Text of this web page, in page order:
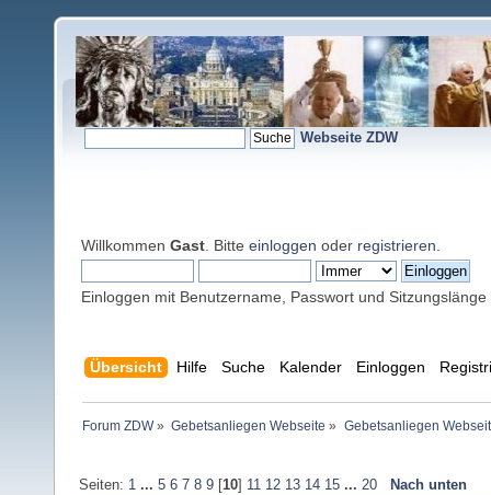
Webseite ZDW
Willkommen Gast . Bitte einloggen oder registrieren
Einloggen mit Benutzername, Passwort und Sitzungslänge
Übersicht Hilfe Suche Kalender Einloggen
Forum ZDW» Gebetsanliegen Webseite » Gebetsanliegen
Seiten: 1 ... 5 6 7 8 9[10] 11 12 13 14 15 ... 20 Nach unten